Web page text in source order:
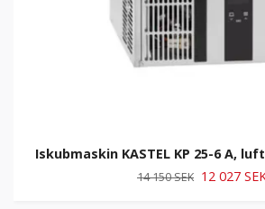
Iskubmaskin KASTEL KP 25-6 A,
14 150 SEK 12 027